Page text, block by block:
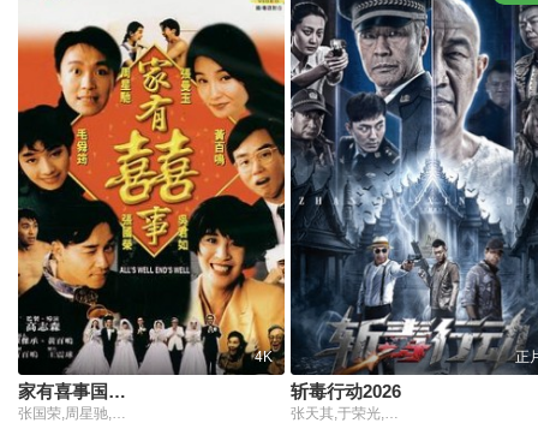
4K
家有喜事国语4K
张国荣,周星驰,张曼玉,吴君如,黄百鸣,陈淑兰
正
斩毒行动2026
张天其,于荣光,程镇,张冬,张宁江,姜超,石兆琪,纪海星,邵峰,纵昕芸,赵雷棋,池程,杨恒,左腾云,姜艺声,张瑞雪,琪格,雷景铄,黄信纲,胡笑源